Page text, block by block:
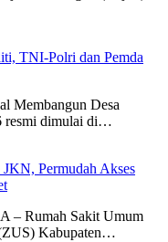
TNI-Polri dan Pemda
Membangun Desa
resmi dimulai di…
Permudah Akses
– Rumah Sakit Umum
Kabupaten…